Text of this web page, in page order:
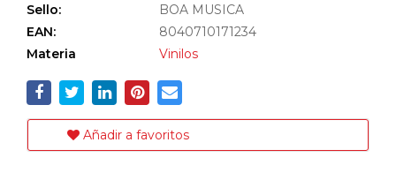
Sello:
BOA MUSICA
EAN:
8040710171234
Materia
Vinilos
Añadir a favoritos